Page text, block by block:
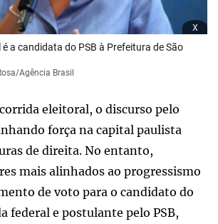
x
a candidata do PSB à Prefeitura de São
Agência Brasil
eleitoral, o discurso pelo
força na capital paulista
de direita. No entanto,
mais alinhados ao progressismo
de voto para o candidato do
federal e postulante pelo PSB,